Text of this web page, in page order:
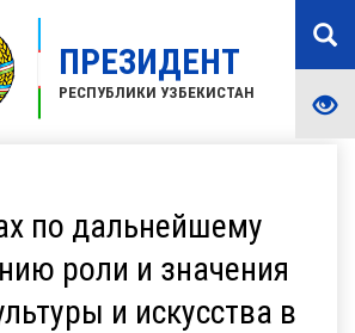
ПРЕЗИДЕНТ
РЕСПУБЛИКИ УЗБЕКИСТАН
по дальнейшему
роли и значения
и искусства в